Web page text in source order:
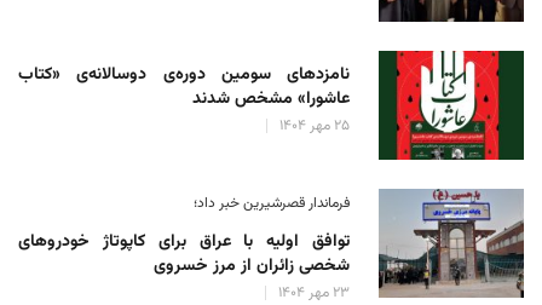
نامزدهای سومین دوره‌ی دوسالانه‌ی «کتاب
عاشورا» مشخص شدند
۲۵ مهر ۱۴۰۴
فرماندار قصرشیرین خبر داد؛
توافق اولیه با عراق برای کاپوتاژ خودروهای
شخصی زائران از مرز خسروی
۲۳ مهر ۱۴۰۴